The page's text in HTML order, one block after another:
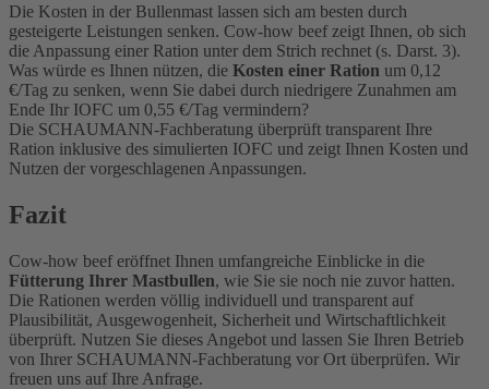
Die Kosten in der Bullenmast lassen sich am besten durch
gesteigerte Leistungen senken. Cow-how beef zeigt Ihnen, ob sich
die Anpassung einer Ration unter dem Strich rechnet (s. Darst. 3).
Was würde es Ihnen nützen, die Kosten einer Ration um 0,12
€/Tag zu senken, wenn Sie dabei durch niedrigere Zunahmen am
Ende Ihr IOFC um 0,55 €/Tag vermindern?
Die SCHAUMANN-Fachberatung überprüft transparent Ihre
Ration inklusive des simulierten IOFC und zeigt Ihnen Kosten und
Nutzen der vorgeschlagenen Anpassungen.
Fazit
Cow-how beef eröffnet Ihnen umfangreiche Einblicke in die
Fütterung Ihrer Mastbullen, wie Sie sie noch nie zuvor hatten.
Die Rationen werden völlig individuell und transparent auf
Plausibilität, Ausgewogenheit, Sicherheit und Wirtschaftlichkeit
überprüft. Nutzen Sie dieses Angebot und lassen Sie Ihren Betrieb
von Ihrer SCHAUMANN-Fachberatung vor Ort überprüfen. Wir
freuen uns auf Ihre Anfrage.